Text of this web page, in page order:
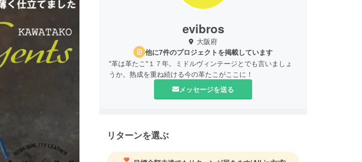
evibros
大阪府
他に7件のプロジェクトを掲載しています
"革は革たこ"１７年。ミドルヴィンテージとでも言いましょ
うか。熟成を重ね続ける今の革たこがここに！
メッセージを送る
リターンを選ぶ